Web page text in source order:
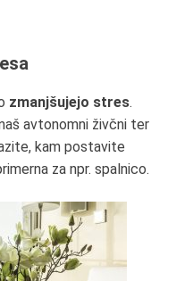
zmanjšujejo stres.
avtonomni živčni ter
kam postavite
za npr. spalnico.